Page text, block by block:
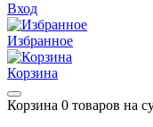
Вход
Избранное
Корзина
Корзина 0 товаров на